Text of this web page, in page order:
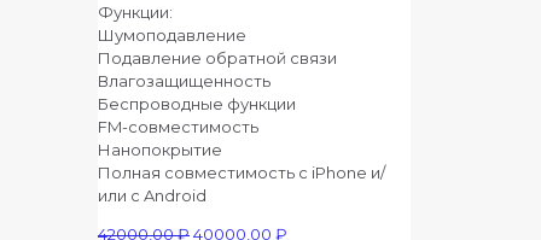
Функции:
Шумоподавление
Подавление обратной связи
Влагозащищенность
Беспроводные функции
FM-совместимость
Нанопокрытие
Полная совместимость с iPhone и/
или с Android
42000,00₽Первоначальная
40000,00 ₽